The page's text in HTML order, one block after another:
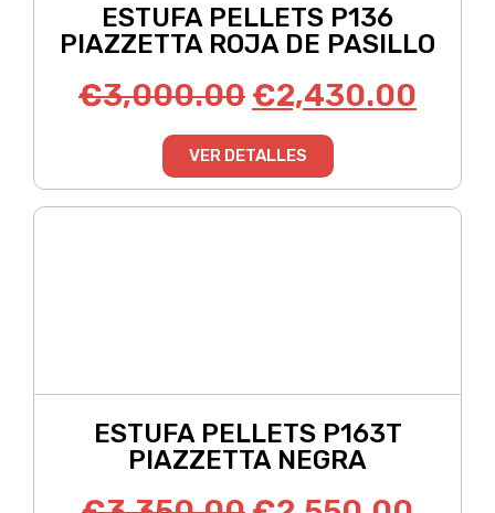
ESTUFA PELLETS P136
PIAZZETTA ROJA DE PASILLO
€3,000.00 €2,430.00
VER DETALLES
ESTUFA PELLETS P163T
PIAZZETTA NEGRA